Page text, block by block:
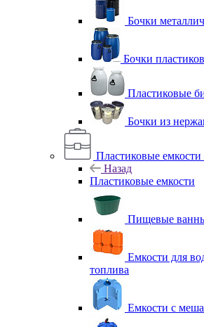
Бочки
Бочки
Пластиковые
Бочки из
Пластиковые емкости
Назад
Пластиковые емкости
Пищевые
Емкости для
топлива
Емкости с